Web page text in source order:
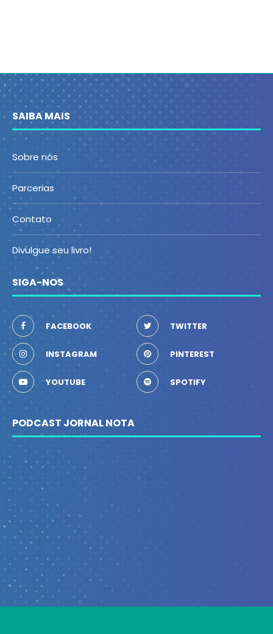
SAIBA MAIS
Sobre nós
Parcerias
Contato
Divulgue seu livro!
SIGA-NOS
FACEBOOK TWITTER
INSTAGRAM PINTEREST
YOUTUBE SPOTIFY
PODCAST JORNAL NOTA